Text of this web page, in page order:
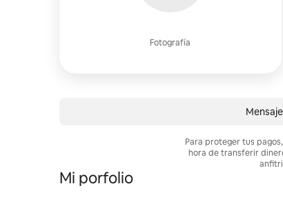
Fotografía
Para proteger tus
hora de transferir
Mi porfolio